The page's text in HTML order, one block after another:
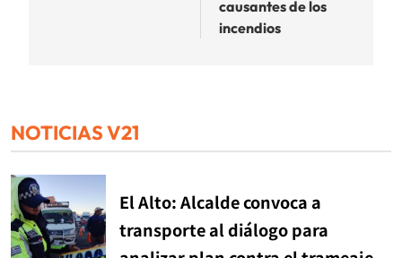
causantes de los
incendios
NOTICIAS V21
El Alto: Alcalde convoca a
transporte al diálogo para